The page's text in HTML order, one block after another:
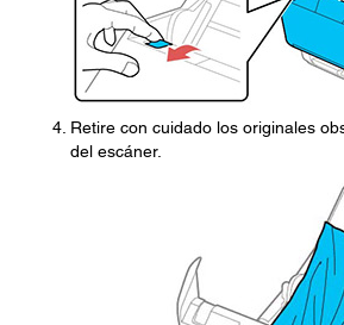
Retire con cuidado los originales
del escáner.